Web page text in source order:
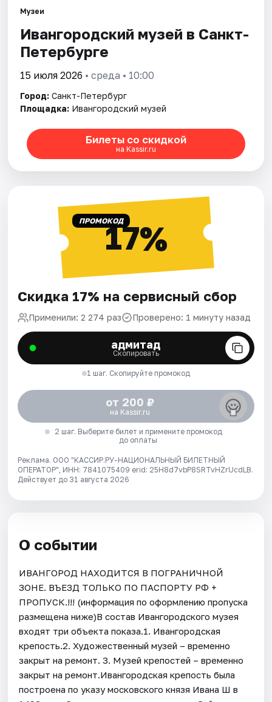
Города
Площадки
Рейтинги
Музеи
Ивангородский музей в Санкт-
Петербурге
15 июля 2026 • среда • 10:00
Город: Санкт-Петербург
Площадка: Ивангородский музей
Билеты со скидкой
на Kassir.ru
ПРОМОКОД17%
Скидка 17% на сервисный сбор
Применили: 2 274 раз Проверено: 1 минуту назад
адмитад
Скопировать
1 шаг. Скопируйте промокод
от 200 ₽
на Kassir.ru
2 шаг. Выберите билет и примените промокод
до оплаты
Реклама. ООО "КАССИР.РУ-НАЦИОНАЛЬНЫЙ БИЛЕТНЫЙ
ОПЕРАТОР", ИНН: 7841075409 erid: 25H8d7vbP8SRTvHZrUcdLB.
Действует до 31 августа 2026
О событии
ИВАНГОРОД НАХОДИТСЯ В ПОГРАНИЧНОЙ
ЗОНЕ. ВЪЕЗД ТОЛЬКО ПО ПАСПОРТУ РФ +
ПРОПУСК.!!! (информация по оформлению пропуска
размещена ниже)В состав Ивангородского музея
входят три объекта показа.1. Ивангородская
крепость.2. Художественный музей – временно
закрыт на ремонт. 3. Музей крепостей – временно
закрыт на ремонт.Ивангородская крепость была
построена по указу московского князя Ивана Ш в